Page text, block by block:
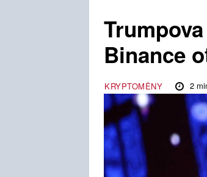
Binance
KRYPTOMĚNY 2